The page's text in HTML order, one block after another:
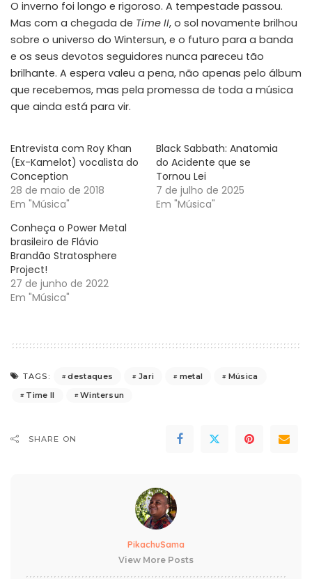
O inverno foi longo e rigoroso. A tempestade passou.
Mas com a chegada de Time II, o sol novamente brilhou
sobre o universo do Wintersun, e o futuro para a banda
e os seus devotos seguidores nunca pareceu tão
brilhante. A espera valeu a pena, não apenas pelo álbum
que recebemos, mas pela promessa de toda a música
que ainda está para vir.
Entrevista com Roy Khan
(Ex-Kamelot) vocalista do
Conception
28 de maio de 2018
Em "Música"
Black Sabbath: Anatomia
do Acidente que se
Tornou Lei
7 de julho de 2025
Em "Música"
Conheça o Power Metal
brasileiro de Flávio
Brandão Stratosphere
Project!
27 de junho de 2022
Em "Música"
TAGS: destaques Jari metal
Música
Time II
Wintersun
SHARE ON
PikachuSama
View More Posts